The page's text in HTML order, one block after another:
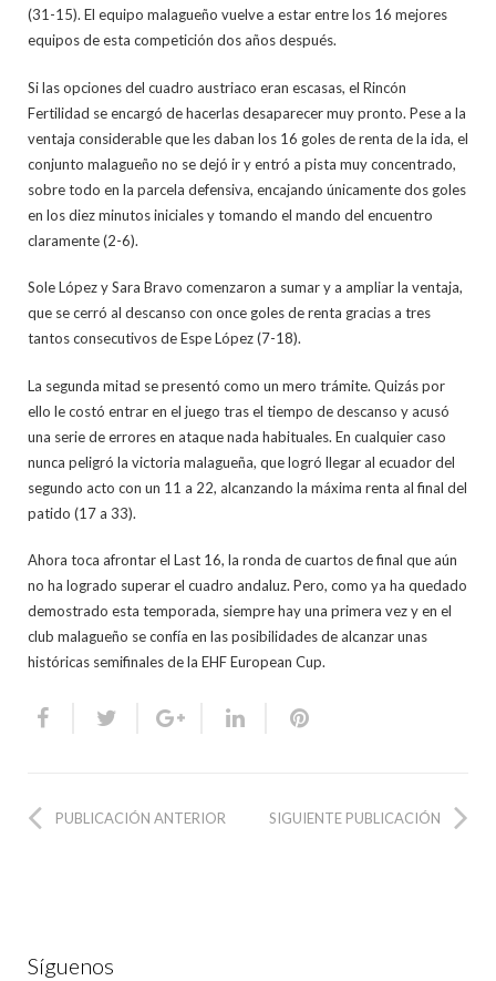
(31-15). El equipo malagueño vuelve a estar entre los 16 mejores
equipos de esta competición dos años después.
Si las opciones del cuadro austriaco eran escasas, el Rincón
Fertilidad se encargó de hacerlas desaparecer muy pronto. Pese a la
ventaja considerable que les daban los 16 goles de renta de la ida, el
conjunto malagueño no se dejó ir y entró a pista muy concentrado,
sobre todo en la parcela defensiva, encajando únicamente dos goles
en los diez minutos iniciales y tomando el mando del encuentro
claramente (2-6).
Sole López y Sara Bravo comenzaron a sumar y a ampliar la ventaja,
que se cerró al descanso con once goles de renta gracias a tres
tantos consecutivos de Espe López (7-18).
La segunda mitad se presentó como un mero trámite. Quizás por
ello le costó entrar en el juego tras el tiempo de descanso y acusó
una serie de errores en ataque nada habituales. En cualquier caso
nunca peligró la victoria malagueña, que logró llegar al ecuador del
segundo acto con un 11 a 22, alcanzando la máxima renta al final del
patido (17 a 33).
Ahora toca afrontar el Last 16, la ronda de cuartos de final que aún
no ha logrado superar el cuadro andaluz. Pero, como ya ha quedado
demostrado esta temporada, siempre hay una primera vez y en el
club malagueño se confía en las posibilidades de alcanzar unas
históricas semifinales de la EHF European Cup.
PUBLICACIÓN ANTERIOR SIGUIENTE PUBLICACIÓN
Síguenos